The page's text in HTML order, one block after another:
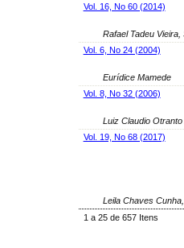
Vol. 16, No 60 (2014)
Rafael Tadeu Vieira,
Vol. 6, No 24 (2004)
Eurídice Mamede
Vol. 8, No 32 (2006)
Luiz Claudio
Vol. 19, No 68 (2017)
Leila Chaves
1 a 25 de 657 Itens